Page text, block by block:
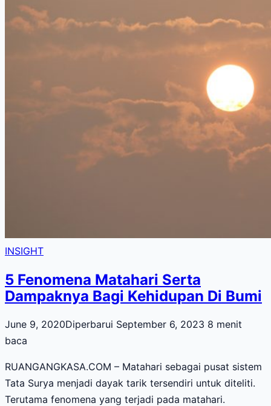
INSIGHT
5 Fenomena Matahari Serta
Dampaknya Bagi Kehidupan Di Bumi
June 9, 2020Diperbarui September 6, 2023 8 menit
baca
RUANGANGKASA.COM – Matahari sebagai pusat sistem
Tata Surya menjadi dayak tarik tersendiri untuk diteliti.
Terutama fenomena yang terjadi pada matahari.